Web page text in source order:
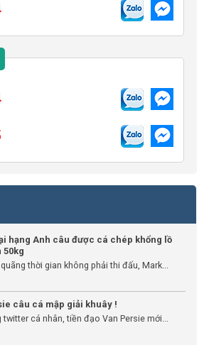
hạng Anh câu được cá chép khổng lồ
50kg
thời gian không phải thi đấu, Mark...
câu cá mập giải khuây !
twitter cá nhân, tiền đạo Van Persie mới...